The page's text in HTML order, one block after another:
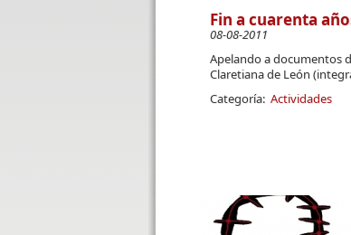
Fin a cuarenta
08-08-2011
Apelando a documentos
Claretiana de León
Categoría: Actividades